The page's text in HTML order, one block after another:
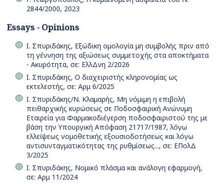
2844/2000, 2023
Essays - Opinions
Ι. Σπυριδάκης, Εξώδικη ομολογία μη συμβολής πριν από
τη γέννηση της αξιώσεως συμμετοχής στα αποκτήματα
- Ακυρότητα, σε: ΕλλΔνη 2/2026
Ι. Σπυριδάκης, Ο διαχειριστής κληρονομίας ως
εκτελεστής, σε: Αρμ 6/2025
Ι. Σπυριδάκης/Ν. Κλαμαρής, Μη νόμιμη η επιβολή
πειθαρχικής κυρώσεως σε Ποδοσφαιρική Ανώνυμη
Εταιρεία για Φαρμακοδιέγερση ποδοσφαιριστού της με
βάση την Υπουργική Απόφαση 21717/1987, λόγω
ελλείψεως νομοθετικής εξουσιοδοτήσεως και λόγω
αντισυνταγματικότητας της ρυθμίσεως..., σε: ΕΠολΔ
3/2025
Ι. Σπυριδάκης, Νομικό πλάσμα και ανάλογη εφαρμογή,
σε: Αρμ 11/2024